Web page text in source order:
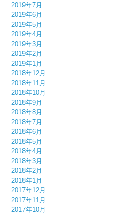
2019年7月
2019年6月
2019年5月
2019年4月
2019年3月
2019年2月
2019年1月
2018年12月
2018年11月
2018年10月
2018年9月
2018年8月
2018年7月
2018年6月
2018年5月
2018年4月
2018年3月
2018年2月
2018年1月
2017年12月
2017年11月
2017年10月